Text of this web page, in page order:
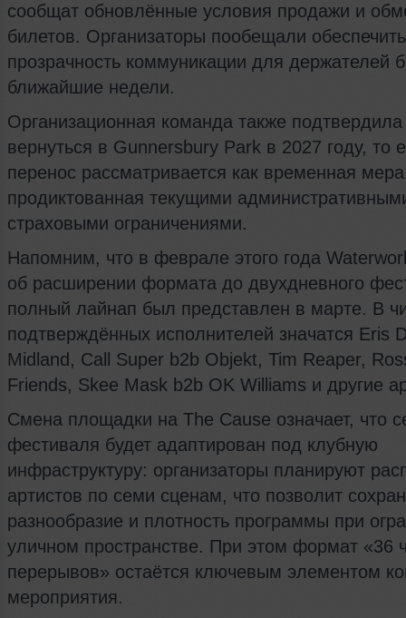
сообщат обновлённые условия продажи и
билетов. Организаторы пообещали обеспечить
прозрачность коммуникации для держателей
ближайшие недели.
Организационная команда также
вернуться в Gunnersbury Park в 2027 году, то
перенос рассматривается как временная
продиктованная текущими
страховыми ограничениями.
Напомним, что в феврале этого года
об расширении формата до двухдневного
полный лайнап был представлен в марте. В
подтверждённых исполнителей значатся Eris
Midland, Call Super b2b Objekt, Tim Reaper,
Friends, Skee Mask b2b OK Williams и другие
Смена площадки на The Cause означает, что
фестиваля будет адаптирован под клубную
инфраструктуру: организаторы планируют
артистов по семи сценам, что позволит
разнообразие и плотность программы при
уличном пространстве. При этом формат «36
перерывов» остаётся ключевым элементом
мероприятия.